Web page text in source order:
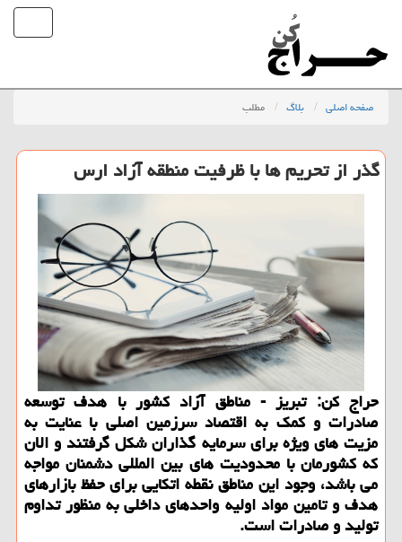
صفحه اصلی بلاگ مطلب
گذر از تحریم ها با ظرفیت منطقه آزاد ارس
حراج كن: تبریز - مناطق آزاد كشور با هدف توسعه
صادرات و كمك به اقتصاد سرزمین اصلی با عنایت به
مزیت های ویژه برای سرمایه گذاران شكل گرفتند و الان
كه كشورمان با محدودیت های بین المللی دشمنان مواجه
می باشد، وجود این مناطق نقطه اتكایی برای حفظ بازارهای
هدف و تامین مواد اولیه واحدهای داخلی به منظور تداوم
تولید و صادرات است.